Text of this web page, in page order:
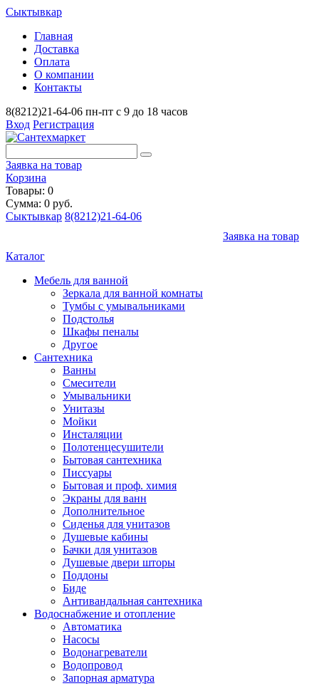
Сыктывкар
Главная
Доставка
Оплата
О компании
Контакты
8(8212)21-64-06 пн-пт с 9 до 18 часов
Вход Регистрация
Заявка на товар
Корзина
Товары: 0
Сумма: 0 руб.
Сыктывкар 8(8212)21-64-06
Заявка на товар
Каталог
Мебель для ванной
Зеркала для ванной комнаты
Тумбы с умывальниками
Подстолья
Шкафы пеналы
Другое
Сантехника
Ванны
Смесители
Умывальники
Унитазы
Мойки
Инсталяции
Полотенцесушители
Бытовая сантехника
Писсуары
Бытовая и проф. химия
Экраны для ванн
Дополнительное
Сиденья для унитазов
Душевые кабины
Бачки для унитазов
Душевые двери шторы
Поддоны
Биде
Антивандальная сантехника
Водоснабжение и отопление
Автоматика
Насосы
Водонагреватели
Водопровод
Запорная арматура